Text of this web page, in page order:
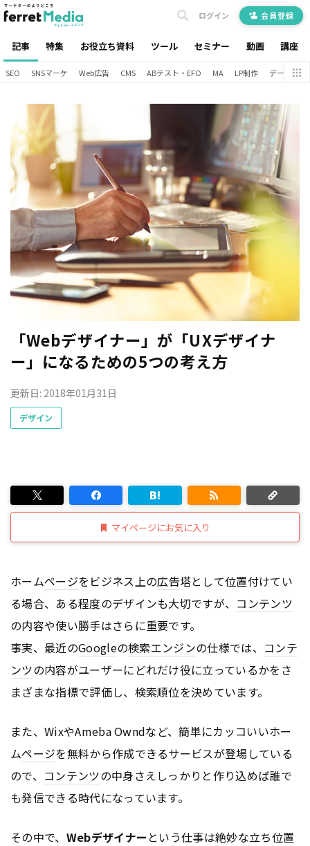
記事 特集 お役立ち資料 ツール セミナー 動画 講座
ログイン 会員登録
SEO SNSマーケ Web広告 CMS ABテスト・EFO MA LP制作 データ分析
「Webデザイナー」が「UXデザイナ
ー」になるための5つの考え方
更新日: 2018年01月31日
デザイン
マイページにお気に入り
ホームページをビジネス上の広告塔として位置付けてい
る場合、ある程度のデザインも大切ですが、 コンテンツ
の内容や使い勝手はさらに重要です。
事実、最近のGoogleの検索エンジンの仕様では、 コンテ
ンツの内容がユーザーにどれだけ役に立っているかをさ
まざまな指標で評価し、検索順位を決めています。
また、WixやAmeba Owndなど、簡単にカッコいいホー
ムページを無料から作成できるサービスが登場している
ので、 コンテンツの中身さえしっかりと作り込めば誰で
も発信できる時代になっています。
その中で、 Webデザイナー という仕事は絶妙な立ち位置